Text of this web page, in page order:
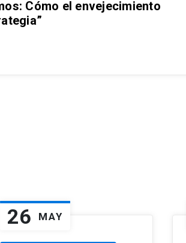
Cómo el envejecimiento
26 MAY